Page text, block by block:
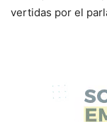
vertidas por el